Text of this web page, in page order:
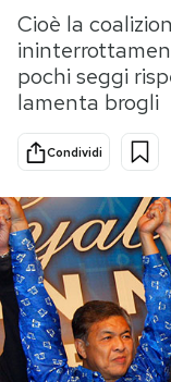
Tecnologia
Internet
Scienza
Cultura
Economia
PODCAST
NEWSLETTER
Cioè la
pochi seggi
lamenta brogli
Condividi